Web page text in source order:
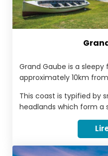
Grand Gaube is a
approximately 10km
This coast is typified by
headlands which form a
area exudes a
alive with traditional
excellent selection of
make your holiday